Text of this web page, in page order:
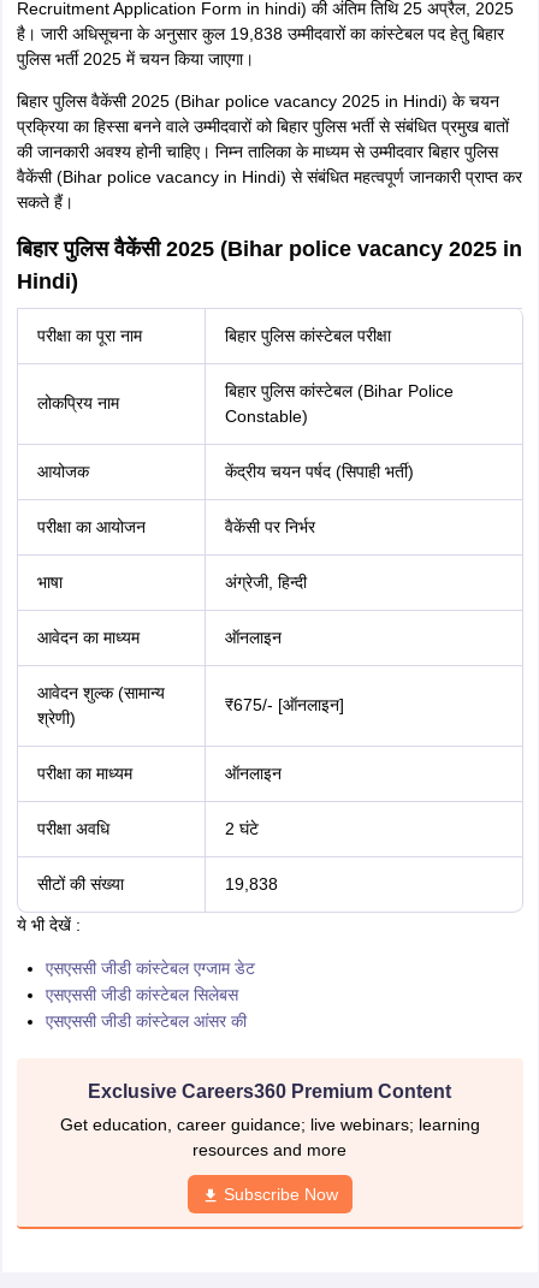
बिहार पुलिस कॉन्स्टेबल पदों के लिए आयोजित परीक्षा (विज्ञापन संख्या 01/2025) का
विज्ञापन आधिकारिक वेबसाइट csbc.bih.nic.in पर जारी किया है। आवेदन पूरा करने
वाले उम्मीदवार सीएसबीसी बिहार पुलिस कांस्टेबल एडमिट कार्ड 2025 आधिकारिक
वेबसाइट csbc.bih.nic.in के माध्यम से डाउनलोड कर सकेंगे। सीएसबीसी बिहार
पुलिस हॉल टिकट 2025 डाउनलोड करने के लिए उम्मीदवार अपने लॉगिन विवरण जैसे
पंजीकरण संख्या और जन्म तिथि का उपयोग कर सकते हैं।
एसएससी जीडी कांस्टेबल पात्रता मानक
एसएससी जीडी कांस्टेबल
एसएससी जीडी कांस्टेबल क्वेश्चन पेपर
केंद्रीय चयन पर्षद (सिपाही भर्ती) सिपाही के पद पर योग्य उम्मीदवारों की बिहार पुलिस
भर्ती (Bihar Police Constable Vacancy in hindi) के लिए राज्य भर में बिहार
फिजिकल एंड्योरेंस टेस्ट से गुजरना होगा जिसके बाद विभिन्न पदों के लिए बिहार पुलिस
वैकेंसी 2025 (Bihar police vacancy 2025 in Hindi) कांस्टेबल पद के लिए
चयनित उम्मीदवारों की अंतिम सूची जारी की जाएगी।
Post Bihar police vacancy 2025 in Hindi) :
प्रमुख जानकारी
in Hindi) के लिए बिहार पुलिस भर्ती आवेदन पत्र (Bihar Police Recruitment
police vacancy in Hindi) के लिए बिहार पुलिस भर्ती आवेदन पत्र (Bihar Police
Recruitment Application Form in hindi) की अंतिम तिथि 25 अप्रैल, 2025
है। जारी अधिसूचना के अनुसार कुल 19,838 उम्मीदवारों का कांस्टेबल पद हेतु बिहार
पुलिस भर्ती 2025 में चयन किया जाएगा।